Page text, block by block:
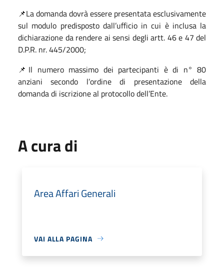
📌La domanda dovrà essere presentata esclusivamente
sul modulo predisposto dall’ufficio in cui è inclusa la
dichiarazione da rendere ai sensi degli artt. 46 e 47 del
D.P.R. nr. 445/2000;
📌Il numero massimo dei partecipanti è di n° 80
anziani secondo l’ordine di presentazione della
domanda di iscrizione al protocollo dell’Ente.
A cura di
Area Affari Generali
VAI ALLA PAGINA